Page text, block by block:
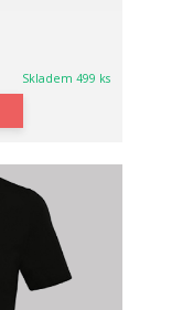
Skladem 499 ks